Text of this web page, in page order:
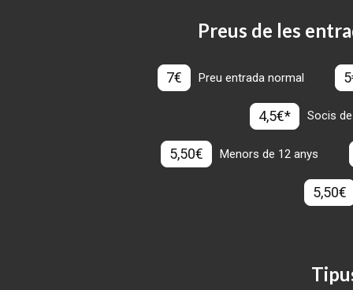
Preus de les
7€ Preu entrada normal
4,5€* Socis
5,50€ Menors de 12 anys
5,50€